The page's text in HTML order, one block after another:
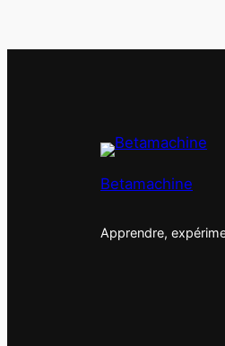
Betamachine
Apprendre,